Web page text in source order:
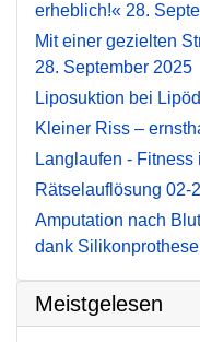
erheblich!« 28.
Mit einer gezielten
28. September 2025
Liposuktion bei
Kleiner Riss –
Langlaufen - Fitness
Rätselauflösung 02-
Amputation nach
dank Silikonprothese
Meistgelesen